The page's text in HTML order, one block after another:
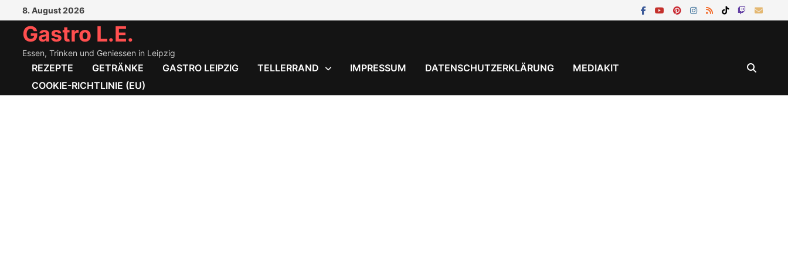
Inhalt
springen
8. August 2026
Gastro L.E.
Essen, Trinken und Geniessen in Leipzig
REZEPTE GETRÄNKE GASTRO LEIPZIG TELLERRAND IMPRESSUM DATENSCHUTZERKLÄRUNG
MEDIAKIT
COOKIE-RICHTLINIE (EU)